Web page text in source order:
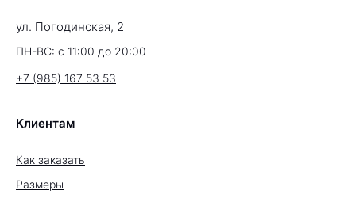
ул. Погодинская, 2
ПН-ВС: с 11:00 до 20:00
+7 (985) 167 53 53
Клиентам
Как заказать
Размеры